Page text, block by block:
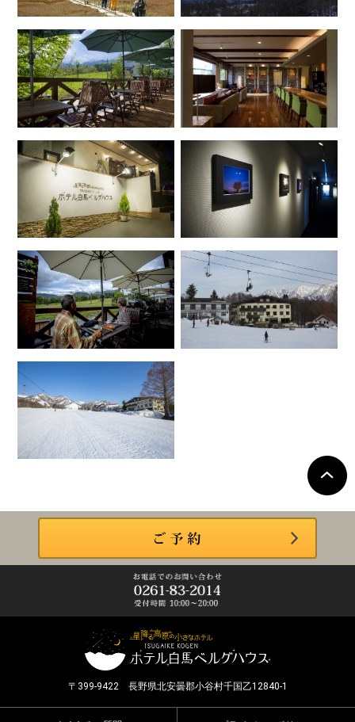
〒399-9422 長野県北安曇郡小谷村千国乙12840-1